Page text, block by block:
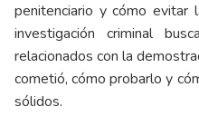
penitenciario y cómo evitar
investigación criminal
relacionados con la
cometió, cómo probarlo y
sólidos.